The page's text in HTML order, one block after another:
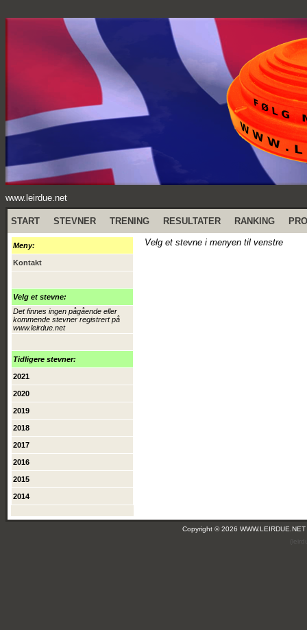
www.leirdue.net
START STEVNER TRENING RESULTATER RANKING
Meny:
Kontakt
Velg et stevne:
Det finnes ingen pågående eller
kommende stevner registrert på
www.leirdue.net
Tidligere stevner:
2021
2020
2019
2018
2017
2016
2015
2014
Velg et stevne i menyen til venstre
Copyright © 2026